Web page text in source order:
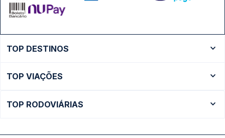
TOP DESTINOS
Ônibus São Paulo
TOP VIAÇÕES
TOP RODOVIÁRIAS